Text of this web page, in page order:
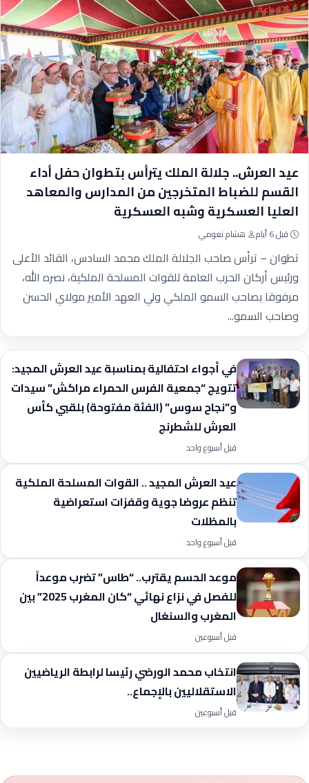
24ساعة
عيد العرش.. جلالة الملك يترأس بتطوان حفل أداء
القسم للضباط المتخرجين من المدارس والمعاهد
العليا العسكرية وشبه العسكرية
قبل 6 أيام هشام نعومي
تطوان – ترأس صاحب الجلالة الملك محمد السادس، القائد الأعلى
ورئيس أركان الحرب العامة للقوات المسلحة الملكية، نصره الله،
مرفوقا بصاحب السمو الملكي ولي العهد الأمير مولاي الحسن
وصاحب السمو...
في أجواء احتفالية بمناسبة عيد العرش المجيد:​
تتويج “جمعية الفرس الحمراء مراكش” سيدات
و”نجاح سوس” (الفئة مفتوحة) بلقبي كأس
العرش للشطرنج
قبل أسبوع واحد
عيد العرش المجيد .. القوات المسلحة الملكية
تنظم عروضا جوية وقفزات استعراضية
بالمظلات
قبل أسبوع واحد
موعد الحسم يقترب.. “طاس” تضرب موعداً
للفصل في نزاع نهائي “كان المغرب 2025” بين
المغرب والسنغال
قبل أسبوعين
انتخاب محمد الورضي رئيسا لرابطة الرياضيين
الاستقلاليين بالإجماع..
قبل أسبوعين